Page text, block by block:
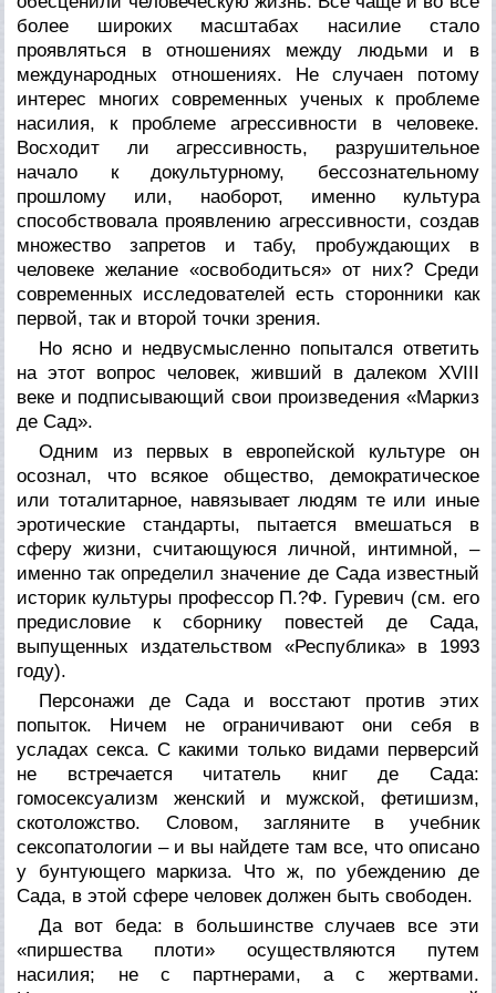
более широких масштабах насилие стало
проявляться в отношениях между людьми и в
международных отношениях. Не случаен потому
интерес многих современных ученых к проблеме
насилия, к проблеме агрессивности в человеке.
Восходит ли агрессивность, разрушительное
начало к докультурному, бессознательному
прошлому или, наоборот, именно культура
способствовала проявлению агрессивности, создав
множество запретов и табу, пробуждающих в
человеке желание «освободиться» от них? Среди
современных исследователей есть сторонники как
первой, так и второй точки зрения.
Но ясно и недвусмысленно попытался ответить
на этот вопрос человек, живший в далеком XVIII
веке и подписывающий свои произведения «Маркиз
де Сад».
Одним из первых в европейской культуре он
осознал, что всякое общество, демократическое
или тоталитарное, навязывает людям те или иные
эротические стандарты, пытается вмешаться в
сферу жизни, считающуюся личной, интимной, –
именно так определил значение де Сада известный
историк культуры профессор П.?Ф. Гуревич (см. его
предисловие к сборнику повестей де Сада,
выпущенных издательством «Республика» в 1993
году).
Персонажи де Сада и восстают против этих
попыток. Ничем не ограничивают они себя в
усладах секса. С какими только видами перверсий
не встречается читатель книг де Сада:
гомосексуализм женский и мужской, фетишизм,
скотоложство. Словом, загляните в учебник
сексопатологии – и вы найдете там все, что описано
у бунтующего маркиза. Что ж, по убеждению де
Сада, в этой сфере человек должен быть свободен.
Да вот беда: в большинстве случаев все эти
«пиршества плоти» осуществляются путем
насилия; не с партнерами, а с жертвами.